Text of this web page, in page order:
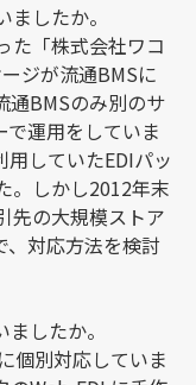
したか。
た「株式会社ワコ
ジが流通BMSに
通BMSのみ別のサ
運用をしていま
用していたEDIパッ
。しかし2012年末
先の大規模ストア
、対応方法を検討
したか。
個別対応していま